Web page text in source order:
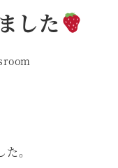
した
。